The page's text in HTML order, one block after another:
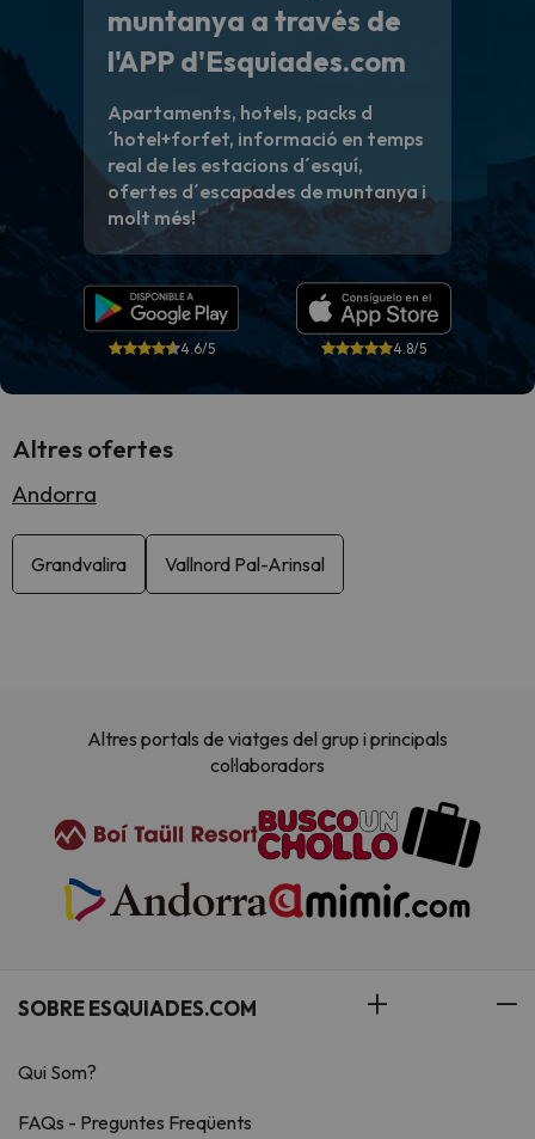
muntanya a través de
l'APP d'Esquiades.com
Apartaments, hotels, packs d
´hotel+forfet, informació en temps
real de les estacions d´esquí,
ofertes d´escapades de muntanya i
molt més!
4.6/5 4.8/5
Altres ofertes
Andorra
Grandvalira Vallnord Pal-Arinsal
Altres portals de viatges del grup i principals
col·laboradors
SOBRE ESQUIADES.COM
Qui Som?
FAQs - Preguntes Freqüents